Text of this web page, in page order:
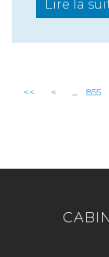
Lire la
<< < ... 855